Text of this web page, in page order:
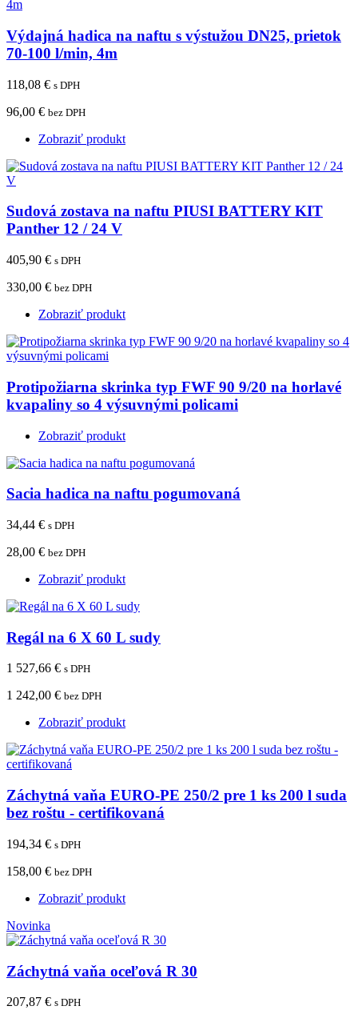
Výdajná hadica na naftu s výstužou DN25, prietok
70-100 l/min, 4m
118,08 € s DPH
96,00 € bez DPH
Zobraziť produkt
Sudová zostava na naftu PIUSI BATTERY KIT
Panther 12 / 24 V
405,90 € s DPH
330,00 € bez DPH
Zobraziť produkt
Protipožiarna skrinka typ FWF 90 9/20 na horlavé
kvapaliny so 4 výsuvnými policami
Zobraziť produkt
Sacia hadica na naftu pogumovaná
34,44 € s DPH
28,00 € bez DPH
Zobraziť produkt
Regál na 6 X 60 L sudy
1 527,66 € s DPH
1 242,00 € bez DPH
Zobraziť produkt
Záchytná vaňa EURO-PE 250/2 pre 1 ks 200 l suda
bez roštu - certifikovaná
194,34 € s DPH
158,00 € bez DPH
Zobraziť produkt
Novinka
Záchytná vaňa oceľová R 30
207,87 € s DPH